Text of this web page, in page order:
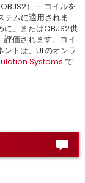
）－ コイルを
テムに適用されま
に、またはOBJS2供
価されます。コイ
トは、ULのオンラ
Systems で